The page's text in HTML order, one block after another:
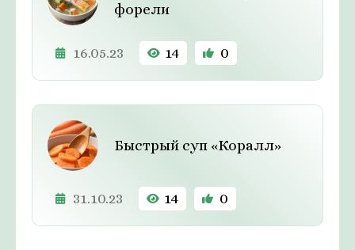
форели
16.05.23 14 0
Быстрый суп «Коралл»
31.10.23 14 0